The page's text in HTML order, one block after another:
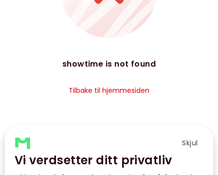
Skjul
Vi verdsetter ditt privatliv
showtime is not found
Tilbake til hjemmesiden